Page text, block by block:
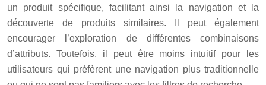
un produit spécifique, facilitant ainsi la navigation et la
découverte de produits similaires. Il peut également
encourager l’exploration de différentes combinaisons
d’attributs. Toutefois, il peut être moins intuitif pour les
utilisateurs qui préfèrent une navigation plus traditionnelle